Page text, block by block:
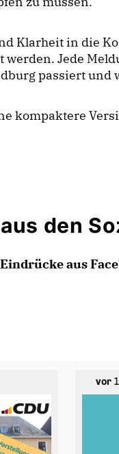
Klarheit in die
Jede
passiert und
kompaktere
den
aus
vor